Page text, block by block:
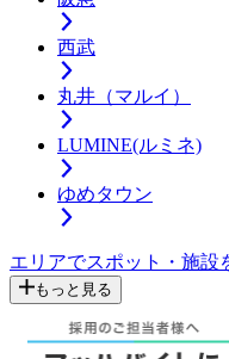
西武
丸井（マルイ）
LUMINE(ルミネ)
ゆめタウン
エリアでスポット・施設
もっと見る